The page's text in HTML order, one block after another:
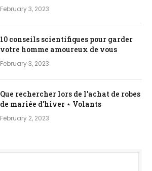
February 3, 2023
10 conseils scientifiques pour garder
votre homme amoureux de vous
February 3, 2023
Que rechercher lors de l’achat de robes
de mariée d’hiver ⋆ Volants
February 2, 2023